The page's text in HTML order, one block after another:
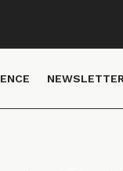
NEWSLETTER